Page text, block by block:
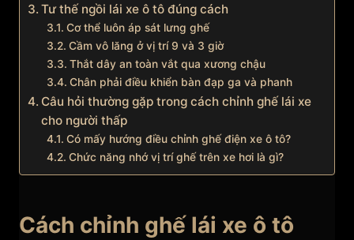
Tư thế ngồi lái xe ô tô đúng cách
Cơ thể luôn áp sát lưng ghế
Cầm vô lăng ở vị trí 9 và 3 giờ
Thắt dây an toàn vắt qua xương chậu
Chân phải điều khiển bàn đạp ga và phanh
Câu hỏi thường gặp trong cách chỉnh ghế lái xe
cho người thấp
Có mấy hướng điều chỉnh ghế điện xe ô tô?
Chức năng nhớ vị trí ghế trên xe hơi là gì?
Cách chỉnh ghế lái xe ô tô